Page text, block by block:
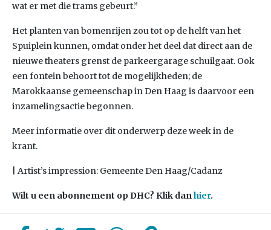
wat er met die trams gebeurt.”
Het planten van bomenrijen zou tot op de helft van het
Spuiplein kunnen, omdat onder het deel dat direct aan de
nieuwe theaters grenst de parkeergarage schuilgaat. Ook
een fontein behoort tot de mogelijkheden; de
Marokkaanse gemeenschap in Den Haag is daarvoor een
inzamelingsactie begonnen.
Meer informatie over dit onderwerp deze week in de
krant.
| Artist’s impression: Gemeente Den Haag/Cadanz
Wilt u een abonnement op DHC? Klik danhier.